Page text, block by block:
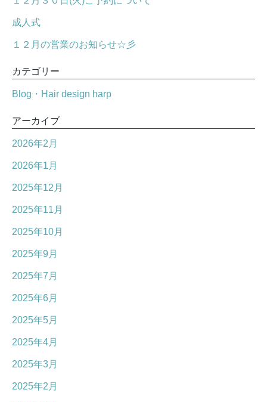
成人式
１２月の営業のお知らせ☆彡
カテゴリー
Blog・Hair design harp
アーカイブ
2026年2月
2026年1月
2025年12月
2025年11月
2025年10月
2025年9月
2025年7月
2025年6月
2025年5月
2025年4月
2025年3月
2025年2月